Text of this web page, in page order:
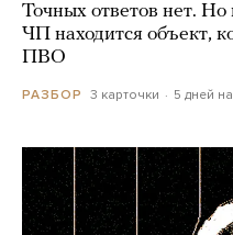
Точных ответов нет. Но
ЧП находится объект,
ПВО
РАЗБОР 3 карточки 5 дней